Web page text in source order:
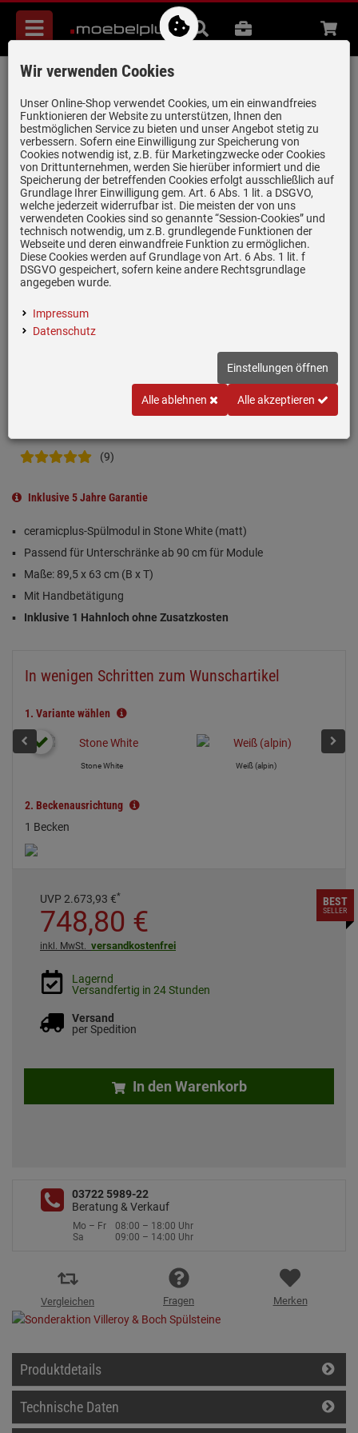
Menü
Suche
B2B Beratung
Villeroy & Boch Spülstein Doppelbecken
Stone White - 6323 91 RW Keramikspüle
Handbetätigung inkl. Hahnloch 1
Artikel-Nummer:19964910 | Herstellernummer:632391RW+HL1 |
EAN:4065467073857
(9)
Inklusive 5 Jahre Garantie
ceramicplus-Spülmodul in Stone White (matt)
Passend für Unterschränke ab 90 cm für Module
Maße: 89,5 x 63 cm (B x T)
Mit Handbetätigung
Inklusive 1 Hahnloch ohne Zusatzkosten
In wenigen Schritten zum Wunschartikel
1. Variante wählen
Stone White Weiß (alpin)
2. Beckenausrichtung
1 Becken
BEST
SELLER
UVP 2.673,93 €*
748,80 €
inkl. MwSt. versandkostenfrei
Lagernd
Versandfertig in 24 Stunden
Versand
per Spedition
In den Warenkorb
03722 5989-22
Beratung & Verkauf
Mo – Fr
08:00 – 18:00 Uhr
Sa
09:00 – 14:00 Uhr
Vergleichen Fragen Merken
Produktdetails
Technische Daten
Wir verwenden Cookies
Unser Online-Shop verwendet Cookies, um ein einwandfreies
Funktionieren der Website zu unterstützen, Ihnen den
bestmöglichen Service zu bieten und unser Angebot stetig zu
verbessern. Sofern eine Einwilligung zur Speicherung von
Cookies notwendig ist, z.B. für Marketingzwecke oder Cookies
von Drittunternehmen, werden Sie hierüber informiert und die
Speicherung der betreffenden Cookies erfolgt ausschließlich auf
Grundlage Ihrer Einwilligung gem. Art. 6 Abs. 1 lit. a DSGVO,
welche jederzeit widerrufbar ist. Die meisten der von uns
verwendeten Cookies sind so genannte “Session-Cookies” und
technisch notwendig, um z.B. grundlegende Funktionen der
Webseite und deren einwandfreie Funktion zu ermöglichen.
Diese Cookies werden auf Grundlage von Art. 6 Abs. 1 lit. f
DSGVO gespeichert, sofern keine andere Rechtsgrundlage
angegeben wurde.
Impressum
Datenschutz
Einstellungen öffnen
Alle ablehnen Alle akzeptieren